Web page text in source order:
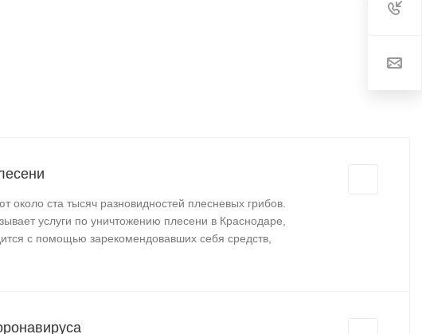
около ста тысяч разновидностей плесневых грибов.
услуги по уничтожению плесени в Краснодаре,
с помощью зарекомендовавших себя средств,